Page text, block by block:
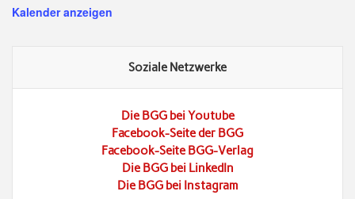
Kalender anzeigen
Soziale Netzwerke
Die BGG bei Youtube
Facebook-Seite der BGG
Facebook-Seite BGG-Verlag
Die BGG bei LinkedIn
Die BGG bei Instagram